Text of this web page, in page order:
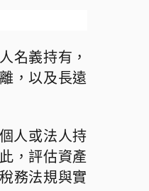
名義持有，
，以及長遠
人或法人持
，評估資產
務法規與實